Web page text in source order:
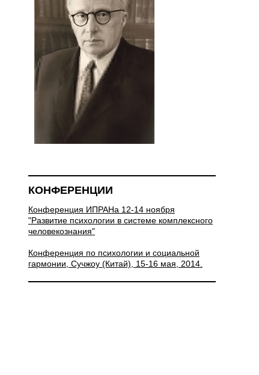
КОНФЕРЕНЦИИ
Конференция ИПРАНа 12-14 ноября
"Развитие психологии в системе комплексного
человекознания"
Конференция по психологии и социальной
гармонии, Сучжоу (Китай), 15-16 мая, 2014.